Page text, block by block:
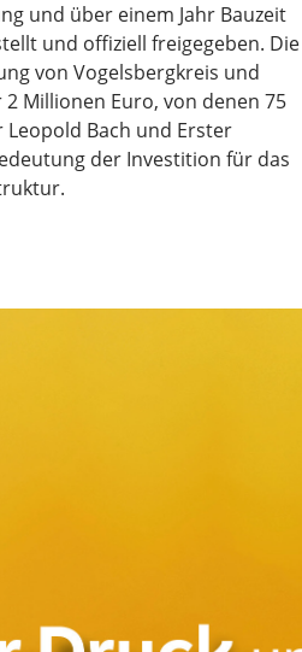
und über einem Jahr Bauzeit
und offiziell freigegeben. Die
von Vogelsbergkreis und
Millionen Euro, von denen 75
Bach und Erster
der Investition für das